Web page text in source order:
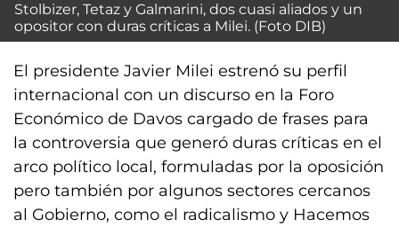
Stolbizer, Tetaz y Galmarini, dos cuasi aliados y un
opositor con duras críticas a Milei. (Foto DIB)
El presidente Javier Milei estrenó su perfil
internacional con un discurso en la Foro
Económico de Davos cargado de frases para
la controversia que generó duras críticas en el
arco político local, formuladas por la oposición
pero también por algunos sectores cercanos
al Gobierno, como el radicalismo y Hacemos